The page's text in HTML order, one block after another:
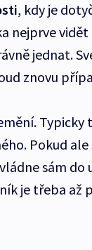
, kdy je
nejprve
jednat.
znovu
Pokud
sám do
je třeba až